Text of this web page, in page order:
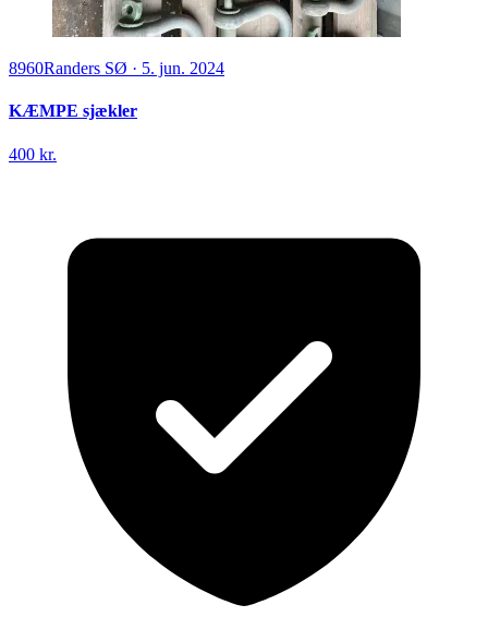
8960Randers SØ · 5. jun. 2024
KÆMPE sjækler
400 kr.